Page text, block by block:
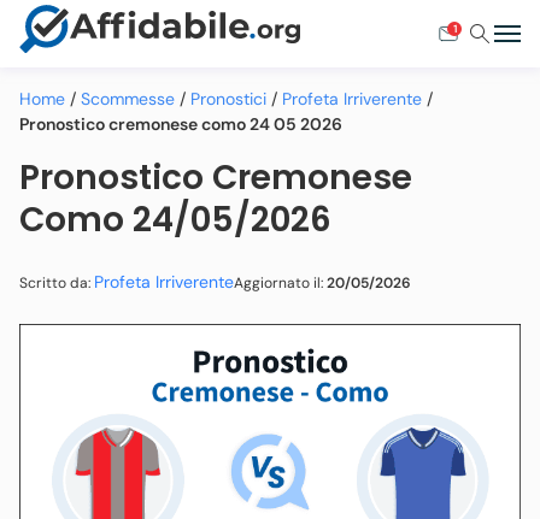
1
Home / Scommesse / Pronostici / Profeta Irriverente /
Pronostico cremonese como 24 05 2026
Pronostico Cremonese
Como 24/05/2026
Scritto da: Profeta IrriverenteAggiornato il:20/05/2026